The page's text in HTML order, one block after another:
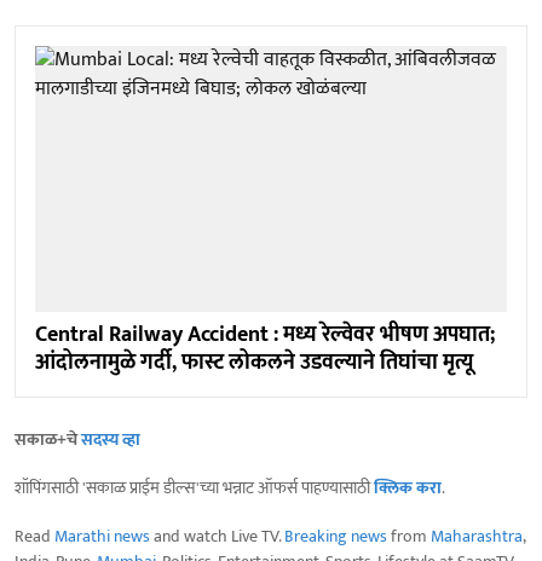
Central Railway Accident : मध्य रेल्वेवर भीषण अपघात;
आंदोलनामुळे गर्दी, फास्ट लोकलने उडवल्याने तिघांचा मृत्यू
सकाळ+चेसदस्य व्हा
शॉपिंगसाठी 'सकाळ प्राईम डील्स'च्या भन्नाट ऑफर्स पाहण्यासाठीक्लिक करा.
Read Marathi newsand watch Live TV.Breaking newsfrom Maharashtra,